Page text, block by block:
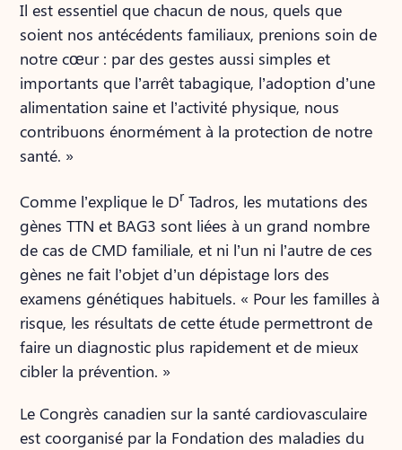
Il est essentiel que chacun de nous, quels que
soient nos antécédents familiaux, prenions soin de
notre cœur : par des gestes aussi simples et
importants que l’arrêt tabagique, l’adoption d’une
alimentation saine et l’activité physique, nous
contribuons énormément à la protection de notre
santé. »
Comme l’explique le DrTadros, les mutations des
gènes TTN et BAG3 sont liées à un grand nombre
de cas de CMD familiale, et ni l’un ni l’autre de ces
gènes ne fait l’objet d’un dépistage lors des
examens génétiques habituels. « Pour les familles à
risque, les résultats de cette étude permettront de
faire un diagnostic plus rapidement et de mieux
cibler la prévention. »
Le Congrès canadien sur la santé cardiovasculaire
est coorganisé par la Fondation des maladies du